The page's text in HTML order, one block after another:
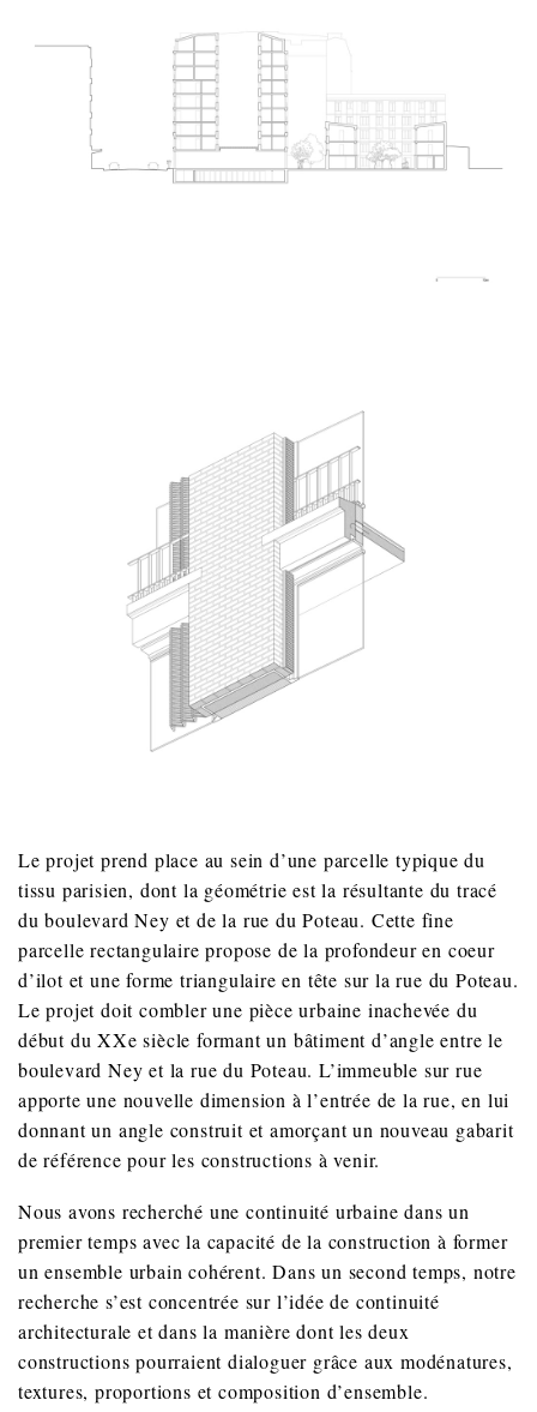
Le projet prend place au sein d’une parcelle typique du
tissu parisien, dont la géométrie est la résultante du tracé
du boulevard Ney et de la rue du Poteau. Cette fine
parcelle rectangulaire propose de la profondeur en coeur
d’ilot et une forme triangulaire en tête sur la rue du Poteau.
Le projet doit combler une pièce urbaine inachevée du
début du XXe siècle formant un bâtiment d’angle entre le
boulevard Ney et la rue du Poteau. L’immeuble sur rue
apporte une nouvelle dimension à l’entrée de la rue, en lui
donnant un angle construit et amorçant un nouveau gabarit
de référence pour les constructions à venir.
Nous avons recherché une continuité urbaine dans un
premier temps avec la capacité de la construction à former
un ensemble urbain cohérent. Dans un second temps, notre
recherche s’est concentrée sur l’idée de continuité
architecturale et dans la manière dont les deux
constructions pourraient dialoguer grâce aux modénatures,
textures, proportions et composition d’ensemble.